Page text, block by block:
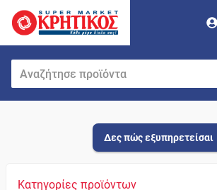
Δες πώς εξυπηρετείσαι
Κατηγορίες προϊόντων